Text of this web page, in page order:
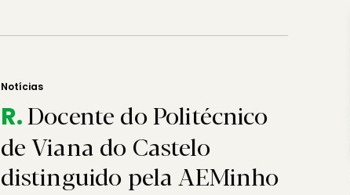
Notícias
R.Docente do Politécnico
de Viana do Castelo
distinguido pela AEMinho